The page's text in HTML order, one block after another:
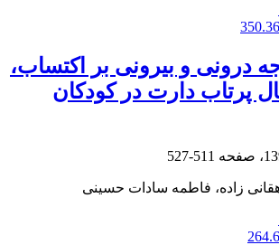
درونی و بیرونی بر اکتساب،
پرتاب دارت در کودکان
511-527
زاده، فاطمه سادات حسینی